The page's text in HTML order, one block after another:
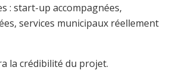
: start-up accompagnées,
services municipaux réellement
la crédibilité du projet.